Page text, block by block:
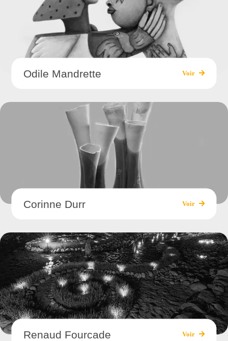
Odile Mandrette Voir
Corinne Durr Voir
Renaud Fourcade Voir